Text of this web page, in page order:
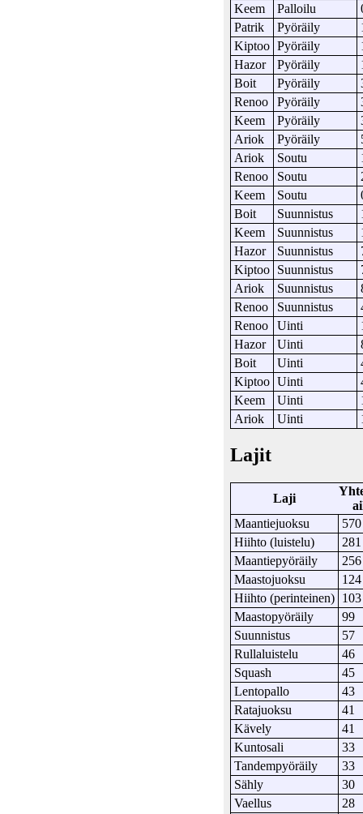
Keem
Palloilu
Patrik
Pyöräily
Kiptoo Pyöräily
Hazor
Pyöräily
Boit
Pyöräily
Renoo
Pyöräily
Keem
Pyöräily
Ariok
Pyöräily
Ariok
Soutu
Renoo
Soutu
Keem
Soutu
Boit
Suunnistus
Keem
Suunnistus
Hazor
Suunnistus
Kiptoo Suunnistus
Ariok
Suunnistus
Renoo
Suunnistus
Renoo
Uinti
Hazor
Uinti
Boit
Uinti
Kiptoo Uinti
Keem
Uinti
Ariok
Uinti
Lajit
Laji
Maantiejuoksu
570
Hiihto (luistelu)
281
Maantiepyöräily
256
Maastojuoksu
124
Hiihto (perinteinen) 103
Maastopyöräily
99
Suunnistus
57
Rullaluistelu
46
Squash
45
Lentopallo
43
Ratajuoksu
41
Kävely
41
Kuntosali
33
Tandempyöräily
33
Sähly
30
Vaellus
28